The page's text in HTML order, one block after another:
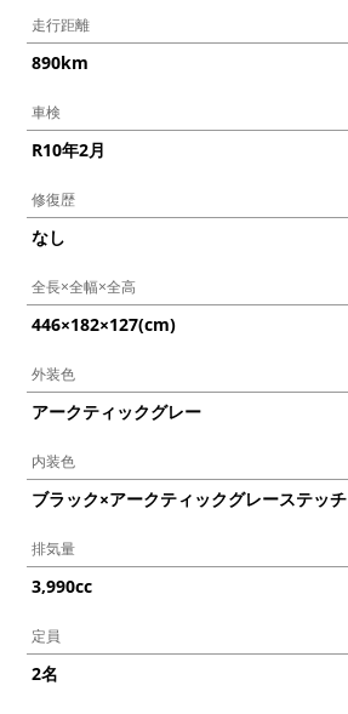
走行距離
890km
車検
R10年2月
修復歴
なし
全長×全幅×全高
446×182×127(cm)
外装色
アークティックグレー
内装色
ブラック×アークティックグレーステッチ
排気量
3,990cc
定員
2名